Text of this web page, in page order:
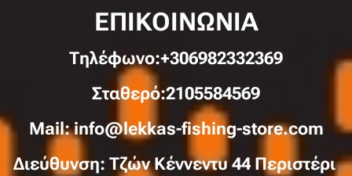
ΕΠΙΚΟΙΝΩΝΙΑ
Τηλέφωνo:+306982332369
Σταθερό:2105584569
Mail: info@lekkas-fishing-store.com
Διεύθυνση: Τζών Κέννεντυ 44 Περιστέρι